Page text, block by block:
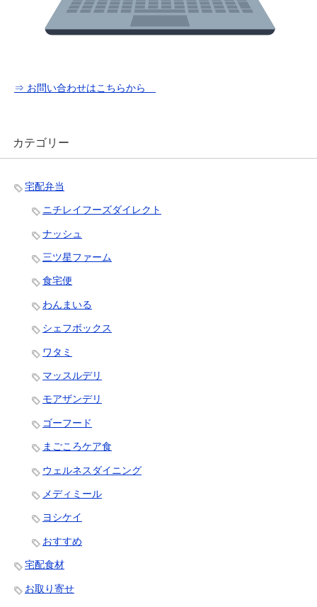
⇒ お問い合わせはこちらから
カテゴリー
宅配弁当
ニチレイフーズダイレクト
ナッシュ
三ツ星ファーム
食宅便
わんまいる
シェフボックス
ワタミ
マッスルデリ
モアザンデリ
ゴーフード
まごころケア食
ウェルネスダイニング
メディミール
ヨシケイ
おすすめ
宅配食材
お取り寄せ